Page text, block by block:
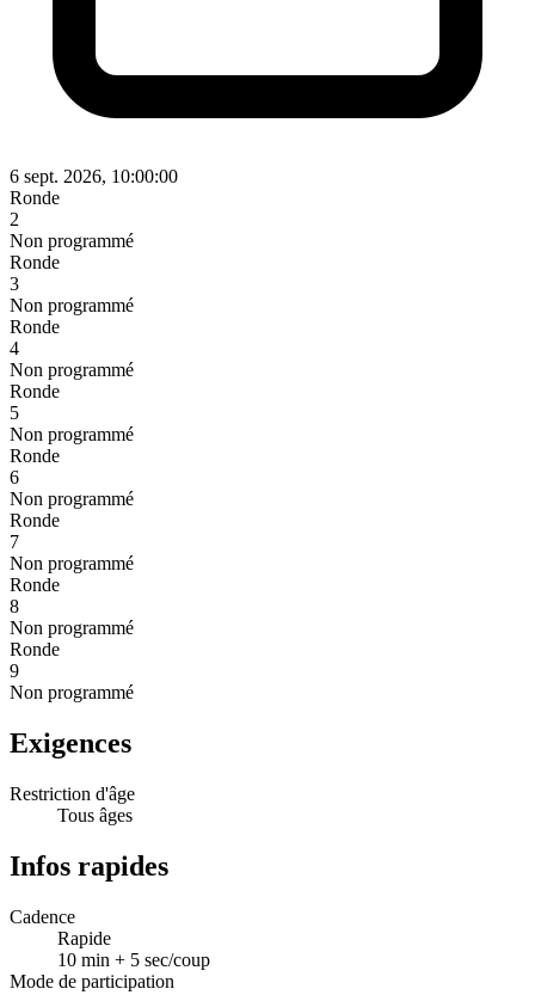
6 sept. 2026, 10:00:00
Ronde
2
Non programmé
Ronde
3
Non programmé
Ronde
4
Non programmé
Ronde
5
Non programmé
Ronde
6
Non programmé
Ronde
7
Non programmé
Ronde
8
Non programmé
Ronde
9
Non programmé
Exigences
Restriction d'âge
Tous âges
Infos rapides
Cadence
Rapide
10 min + 5 sec/coup
Mode de participation